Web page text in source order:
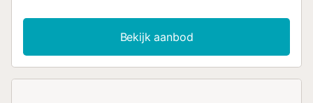
Bekijk aanbod